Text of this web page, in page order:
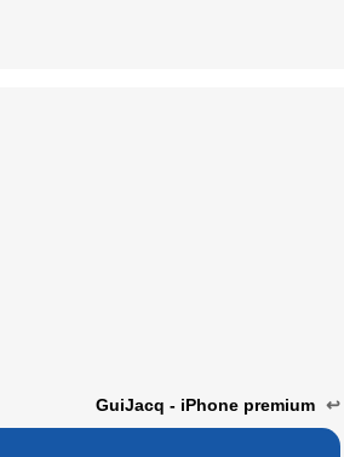
GuiJacq - iPhone premium ↩